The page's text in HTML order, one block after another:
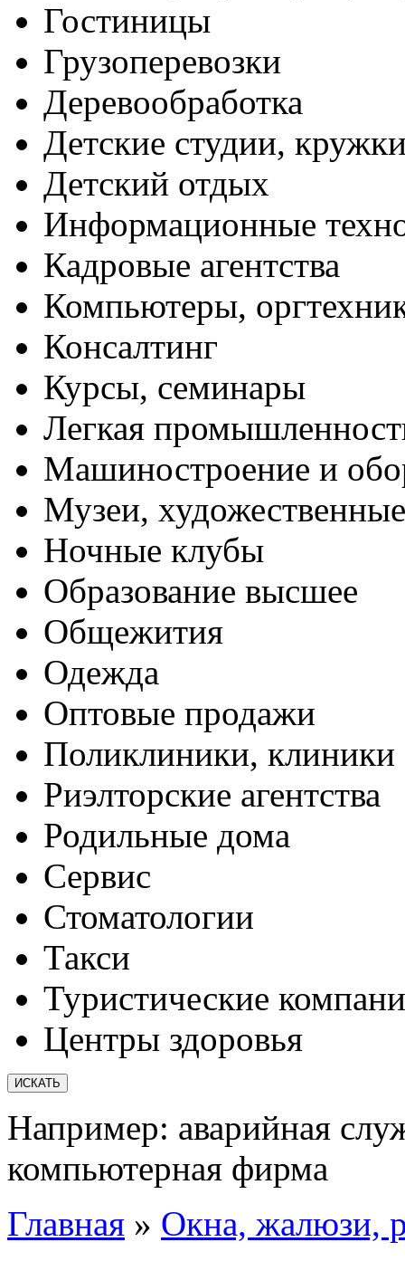
Гостиницы
Грузоперевозки
Деревообработка
Детские студии,
Детский отдых
Информационные
Кадровые агентства
Компьютеры,
Консалтинг
Курсы, семинары
Легкая
Машиностроение и
Музеи,
Ночные клубы
Образование высшее
Общежития
Одежда
Оптовые продажи
Поликлиники, клиники
Риэлторские агентства
Родильные дома
Сервис
Стоматологии
Такси
Туристические
Центры здоровья
Например: аварийная
компьютерная фирма
Главная » Окна, жалюзи,